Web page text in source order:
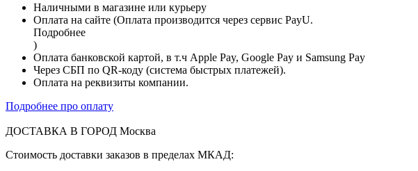
Наличными в магазине или курьеру
Оплата на сайте (Оплата производится через сервис PayU.
Подробнее
)
Оплата банковской картой, в т.ч Apple Pay, Google Pay и Samsung Pay
Через СБП по QR-коду (система быстрых платежей).
Оплата на реквизиты компании.
Подробнее про оплату
ДОСТАВКА В ГОРОД Москва
Стоимость доставки заказов в пределах МКАД: